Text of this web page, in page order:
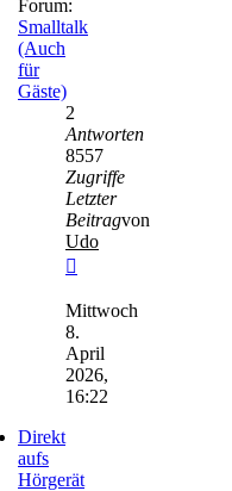
Forum:
Smalltalk
(Auch
für
Gäste)
2
Antworten
8557
Zugriffe
Letzter
Beitragvon
Udo
Beitrag
Mittwoch
8.
April
2026,
16:22
Direkt
aufs
Hörgerät